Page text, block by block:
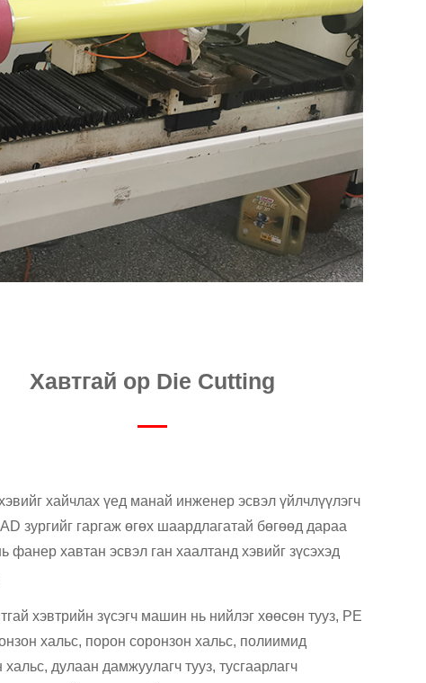
Хавтгай ор Die Cutting
хайчлах үед манай инженер эсвэл үйлчлүүлэгч
зургийг гаргаж өгөх шаардлагатай бөгөөд дараа
фанер хавтан эсвэл ган хаалтанд хэвийг зүсэхэд
хэвтрийн зүсэгч машин нь нийлэг хөөсөн тууз, PE
хальс, порон соронзон хальс, полиимид
хальс, дулаан дамжуулагч тууз, тусгаарлагч